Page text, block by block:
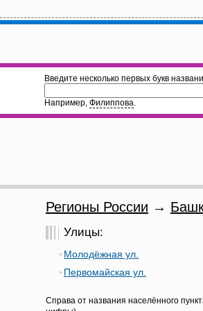
Введите несколько первых букв
Например, Филиппова.
Регионы России →
Улицы:
Молодёжная ул.
Первомайская ул.
Справа от названия населённого